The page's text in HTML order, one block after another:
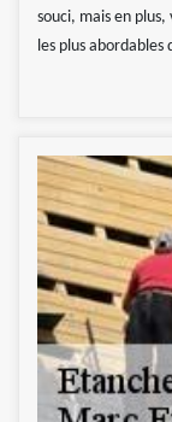
souci, mais en
les plus abordables